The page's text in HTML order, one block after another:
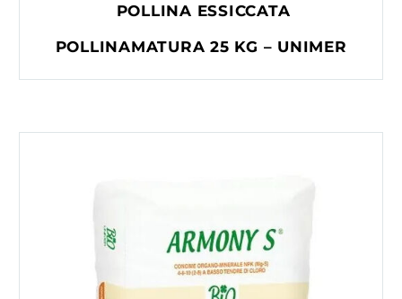
POLLINA ESSICCATA
POLLINAMATURA 25 KG – UNIMER